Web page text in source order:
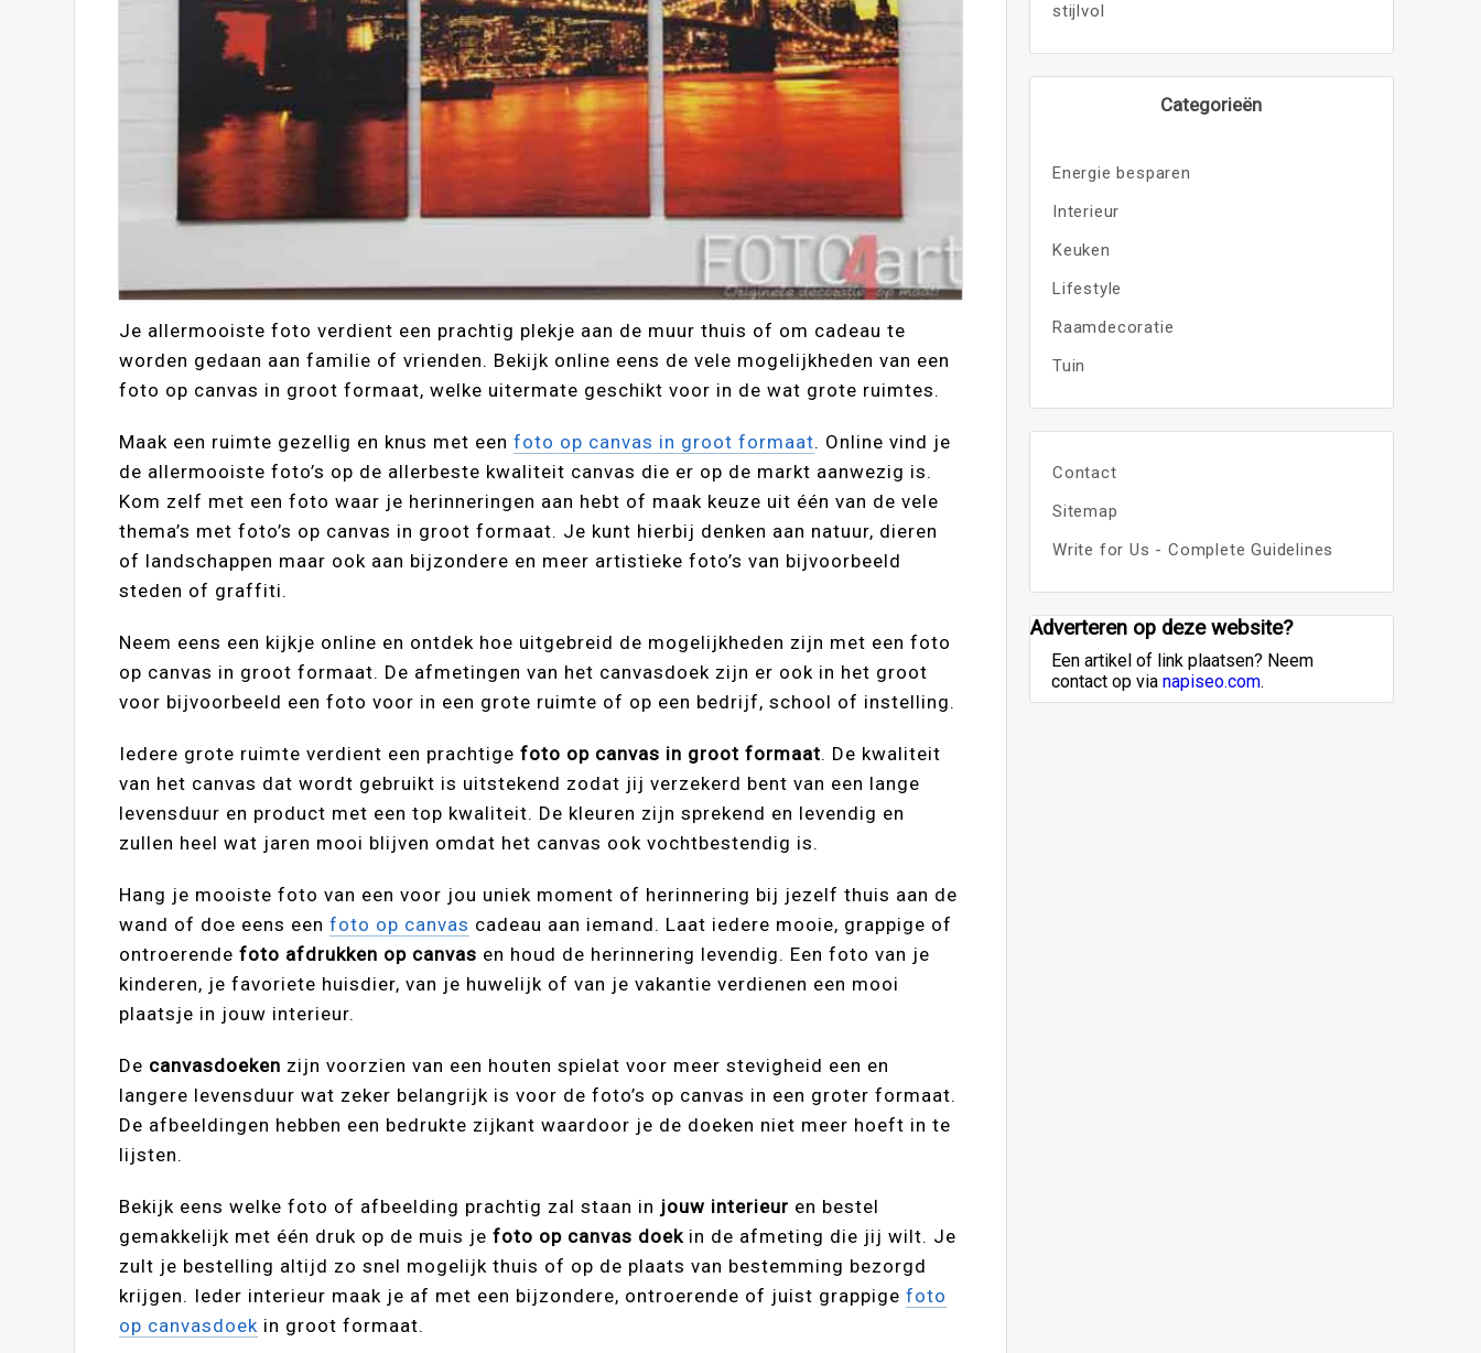
Je allermooiste foto verdient een prachtig plekje aan de muur thuis of om cadeau te
worden gedaan aan familie of vrienden. Bekijk online eens de vele mogelijkheden van een
foto op canvas in groot formaat, welke uitermate geschikt voor in de wat grote ruimtes.
Maak een ruimte gezellig en knus met eenfoto op canvas in groot formaat. Online vind je
de allermooiste foto’s op de allerbeste kwaliteit canvas die er op de markt aanwezig is.
Kom zelf met een foto waar je herinneringen aan hebt of maak keuze uit één van de vele
thema’s met foto’s op canvas in groot formaat. Je kunt hierbij denken aan natuur, dieren
of landschappen maar ook aan bijzondere en meer artistieke foto’s van bijvoorbeeld
steden of graffiti.
Neem eens een kijkje online en ontdek hoe uitgebreid de mogelijkheden zijn met een foto
op canvas in groot formaat. De afmetingen van het canvasdoek zijn er ook in het groot
voor bijvoorbeeld een foto voor in een grote ruimte of op een bedrijf, school of instelling.
Iedere grote ruimte verdient een prachtigefoto op canvas in groot formaat. De kwaliteit
van het canvas dat wordt gebruikt is uitstekend zodat jij verzekerd bent van een lange
levensduur en product met een top kwaliteit. De kleuren zijn sprekend en levendig en
zullen heel wat jaren mooi blijven omdat het canvas ook vochtbestendig is.
Hang je mooiste foto van een voor jou uniek moment of herinnering bij jezelf thuis aan de
wand of doe eens eenfoto op canvas cadeau aan iemand. Laat iedere mooie, grappige of
ontroerendefoto afdrukken op canvas en houd de herinnering levendig. Een foto van je
kinderen, je favoriete huisdier, van je huwelijk of van je vakantie verdienen een mooi
plaatsje in jouw interieur.
De canvasdoeken zijn voorzien van een houten spielat voor meer stevigheid een en
langere levensduur wat zeker belangrijk is voor de foto’s op canvas in een groter formaat.
De afbeeldingen hebben een bedrukte zijkant waardoor je de doeken niet meer hoeft in te
lijsten.
Bekijk eens welke foto of afbeelding prachtig zal staan in jouw interieur en bestel
gemakkelijk met één druk op de muis jefoto op canvas doekin de afmeting die jij wilt. Je
zult je bestelling altijd zo snel mogelijk thuis of op de plaats van bestemming bezorgd
krijgen. Ieder interieur maak je af met een bijzondere, ontroerende of juist grappigefoto
op canvasdoek in groot formaat.
stijlvol
Categorieën
Energie besparen
Interieur
Keuken
Lifestyle
Raamdecoratie
Tuin
Contact
Sitemap
Write for Us - Complete Guidelines
Adverteren op deze website?
Een artikel of link plaatsen? Neem
contact op via napiseo.com.